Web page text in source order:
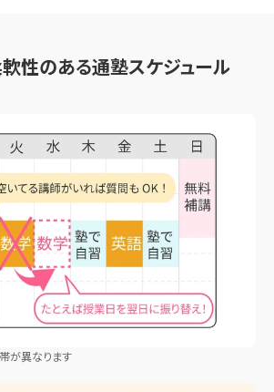
性のある通塾スケジュール
が異なります